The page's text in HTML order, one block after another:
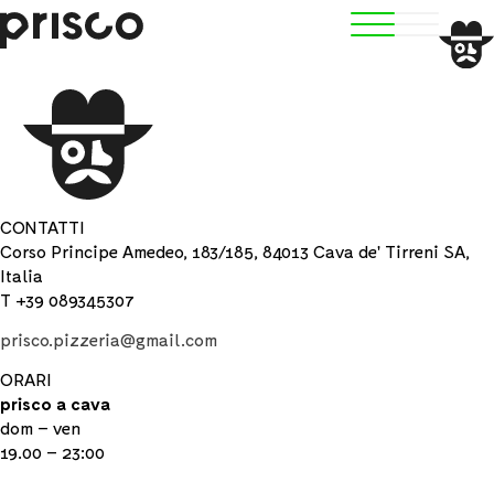
CONTATTI
Corso Principe Amedeo, 183/185, 84013 Cava de' Tirreni SA,
Italia
T +39 089345307
prisco.pizzeria@gmail.com
ORARI
prisco a cava
dom – ven
19.00 – 23:00